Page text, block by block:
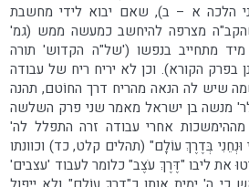
הלכה א – ב), שאם יבוא לידי מחשבת
מצרפה להיחשב כמעשה ממש (גמ'
מתחייב בנפשו ('של"ה הקדוש' תורה
הקורא). וכן לא יריח ריח של עבודה
שיש לה הנאה מהריח דרך החוֹטם, תהנה
מנשה בן ישראל מאמר שני פרק השלשה
אחרי עבודה זרה התפלל לה'
בְּדֶרֶךְ עוֹלָם" (תהלים קלט, כד) וכוונתו
את ליבו "דֶּרֶךְ עֹצֶב" כלומר לעבוד 'עצבים'